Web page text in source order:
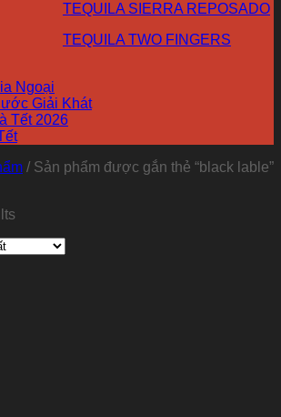
TEQUILA SIERRA REPOSADO
TEQUILA TWO FINGERS
Ngoại
Giải Khát
Tết 2026
/ Sản phẩm được gắn thẻ “black lable”